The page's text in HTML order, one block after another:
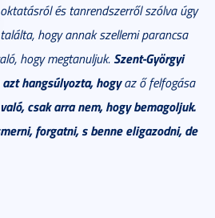
oktatásról és tanrendszerről szólva úgy
találta, hogy annak szellemi parancsa
hogy megtanuljuk. Szent-Györgyi
azt hangsúlyozta, hogyaz ő felfogása
csak arra nem, hogy bemagoljuk.
forgatni, s benne eligazodni, de